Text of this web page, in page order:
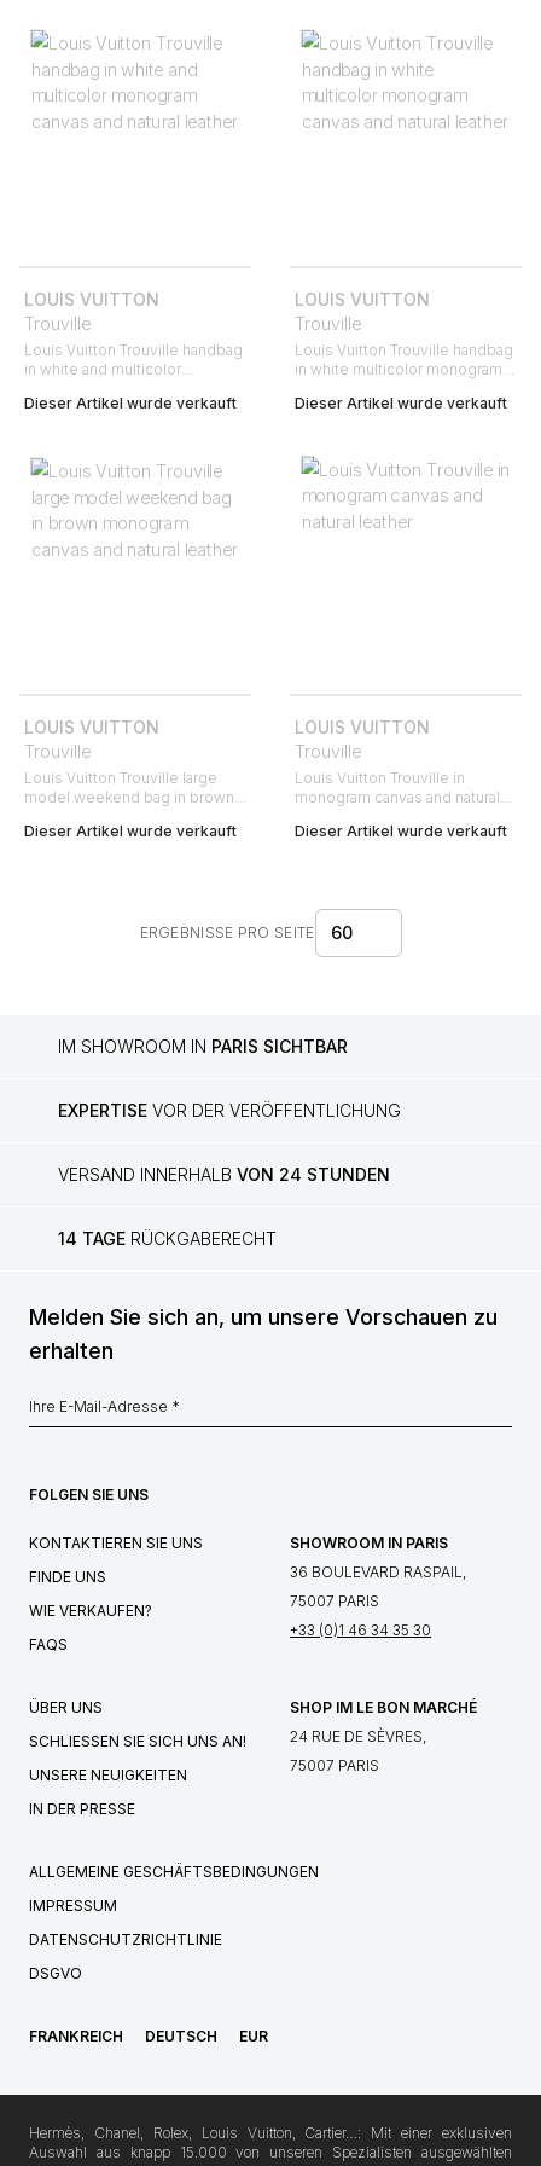
LOUIS VUITTON
Trouville
Louis Vuitton Trouville handbag
in white and multicolor
leather
Dieser Artikel wurde verkauft
LOUIS VUITTON
Trouville
Louis Vuitton Trouville handbag
in white multicolor monogram
Dieser Artikel wurde verkauft
LOUIS VUITTON
Trouville
Louis Vuitton Trouville large
model weekend bag in brown
leather
Dieser Artikel wurde verkauft
LOUIS VUITTON
Trouville
Louis Vuitton Trouville in
monogram canvas and natural
Dieser Artikel wurde verkauft
ERGEBNISSE PRO SEITE 60
IM SHOWROOM IN PARIS SICHTBAR
EXPERTISE VOR DER VERÖFFENTLICHUNG
VERSAND INNERHALB VON 24 STUNDEN
14 TAGE RÜCKGABERECHT
Melden Sie sich an, um unsere Vorschauen zu
erhalten
FOLGEN SIE UNS
KONTAKTIEREN SIE UNS
FINDE UNS
WIE VERKAUFEN?
FAQS
SHOWROOM IN PARIS
36 BOULEVARD RASPAIL,
75007 PARIS
+33 (0)1 46 34 35 30
ÜBER UNS
SCHLIESSEN SIE SICH UNS AN!
UNSERE NEUIGKEITEN
IN DER PRESSE
SHOP IM LE BON MARCHÉ
24 RUE DE SÈVRES,
75007 PARIS
ALLGEMEINE GESCHÄFTSBEDINGUNGEN
IMPRESSUM
DATENSCHUTZRICHTLINIE
DSGVO
FRANKREICH DEUTSCH EUR
Hermès, Chanel, Rolex, Louis Vuitton, Cartier…: Mit einer exklusiven
Auswahl aus knapp 15.000 von unseren Spezialisten ausgewählten